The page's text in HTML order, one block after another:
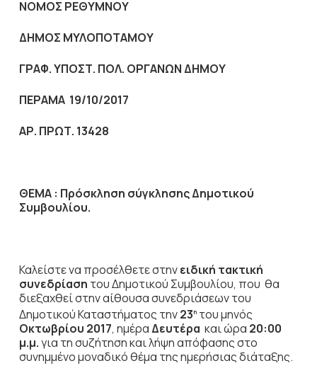
NOMOΣ ΡΕΘΥΜΝΟΥ
ΔΗΜΟΣ ΜΥΛΟΠΟΤΑΜΟΥ
ΓΡΑΦ. ΥΠΟΣΤ. ΠΟΛ. ΟΡΓΑΝΩΝ ΔΗΜΟΥ
ΠΕΡΑΜΑ 19/10/2017
ΑΡ. ΠΡΩΤ. 13428
ΘΕΜΑ : Πρόσκληση σύγκλησης Δημοτικού
Συμβουλίου.
Καλείστε να προσέλθετε στηνειδική τακτική
συνεδρίαση του Δημοτικού Συμβουλίου, που θα
διεξαχθεί στην αίθουσα συνεδριάσεων του
Δημοτικού Καταστήματος την23η του μηνός
Οκτωβρίου 2017, ημέραΔευτέρα και ώρα 20:00
μ.μ.για τη συζήτησηκαι λήψη απόφασης στο
συνημμένο μοναδικό θέμα της ημερήσιας διάταξης.